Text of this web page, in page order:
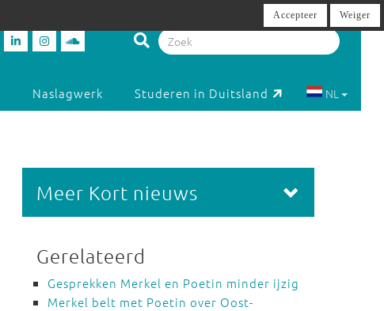
Naslagwerk Studeren in Duitsland NL
Meer Kort nieuws
Gerelateerd
Gesprekken Merkel en Poetin minder ijzig
Merkel belt met Poetin over Oost-
Accepteer Weiger